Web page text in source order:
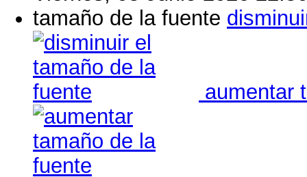
tamaño de la fuente
aumentar